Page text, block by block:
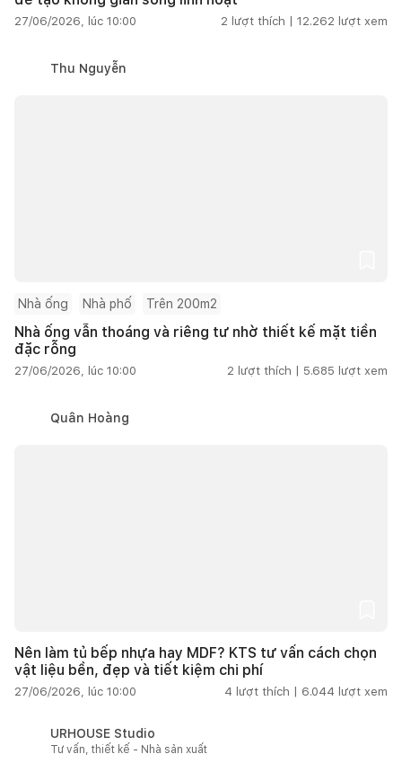
27/06/2026, lúc 10:00 2 lượt thích | 12.262 lượt xem
Thu Nguyễn
Nhà ống Nhà phố Trên 200m2
Nhà ống vẫn thoáng và riêng tư nhờ thiết kế mặt tiền
đặc rỗng
27/06/2026, lúc 10:00 2 lượt thích | 5.685 lượt xem
Quân Hoàng
Nên làm tủ bếp nhựa hay MDF? KTS tư vấn cách chọn
vật liệu bền, đẹp và tiết kiệm chi phí
27/06/2026, lúc 10:00 4 lượt thích | 6.044 lượt xem
URHOUSE Studio
Tư vấn, thiết kế - Nhà sản xuất